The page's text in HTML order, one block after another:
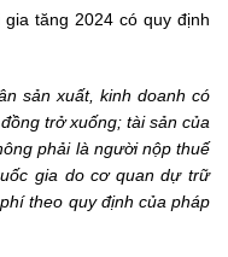
gia tăng 2024 có quy định
sản xuất, kinh doanh có
trở xuống; tài sản của
phải là người nộp thuế
gia do cơ quan dự trữ
theo quy định của pháp